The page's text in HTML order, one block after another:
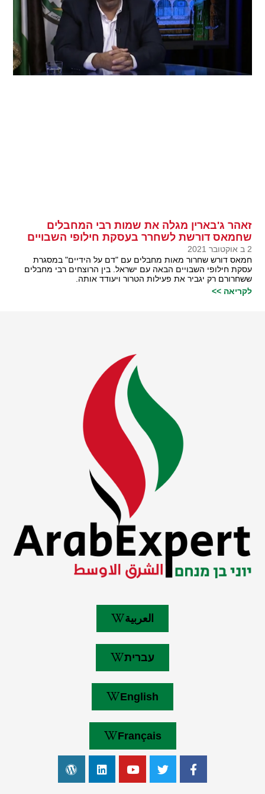
זאהר ג'בארין מגלה את שמות רבי המחבלים
שחמאס דורשת לשחרר בעסקת חילופי השבויים
2 ב אוקטובר 2021
חמאס דורש שחרור מאות מחבלים עם "דם על הידיים" במסגרת
עסקת חילופי השבויים הבאה עם ישראל. בין הרוצחים רבי מחבלים
ששחרורם רק יגביר את פעילות הטרור ויעודד אותה.
לקריאה >>
العربية
עברית
English
Français